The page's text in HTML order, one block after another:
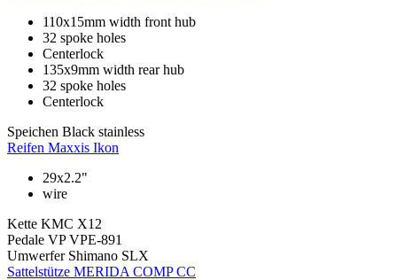
110x15mm width front hub
32 spoke holes
Centerlock
135x9mm width rear hub
32 spoke holes
Centerlock
Speichen Black stainless
Reifen Maxxis Ikon
29x2.2"
wire
Kette KMC X12
Pedale VP VPE-891
Umwerfer Shimano SLX
Sattelstütze MERIDA COMP CC